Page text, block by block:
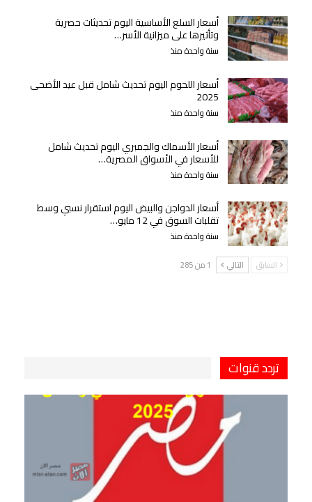
أسعار السلع الأساسية اليوم تحديثات حصرية
وتأثيرها على ميزانية الأسر…
سنة واحدة منذ
أسعار اللحوم اليوم تحديث شامل قبل عيد الأضحى
2025
سنة واحدة منذ
أسعار الأسماك والجمبري اليوم تحديث شامل
للأسعار في الأسواق المصرية…
سنة واحدة منذ
أسعار الدواجن والبيض اليوم استقرار نسبي وسط
تقلبات السوق في 12 مايو…
سنة واحدة منذ
السابق التالي 1 من 285
تردد قنوات